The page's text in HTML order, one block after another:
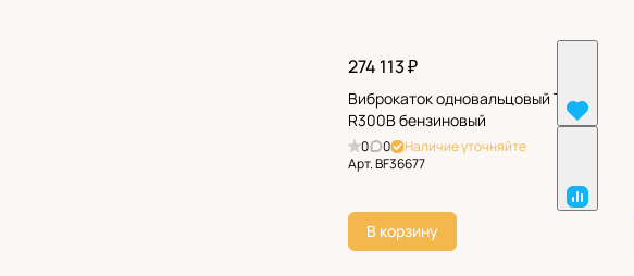
274 113 ₽
Виброкаток одновальцовый TOR
R300B бензиновый
0 0
Наличие уточняйте
Арт.BF36677
В корзину